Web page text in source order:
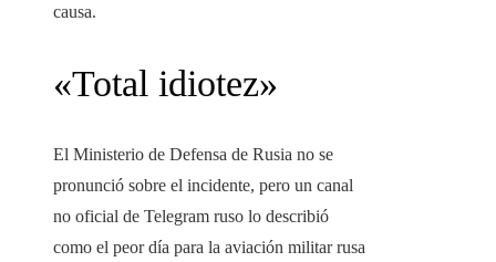
causa.
«Total idiotez»
El Ministerio de Defensa de Rusia no se
pronunció sobre el incidente, pero un canal
no oficial de Telegram ruso lo describió
como el peor día para la aviación militar rusa